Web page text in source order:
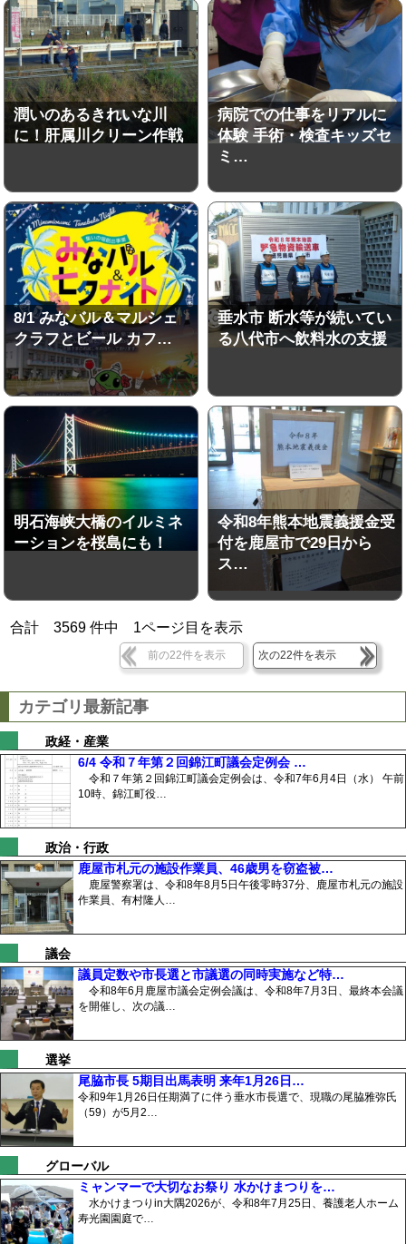
潤いのあるきれいな川
に！肝属川クリーン作戦
病院での仕事をリアルに
体験 手術・検査キッズセ
ミ…
8/1 みなバル＆マルシェ
クラフとビール カフ…
垂水市 断水等が続いてい
る八代市へ飲料水の支援
明石海峡大橋のイルミネ
ーションを桜島にも！
令和8年熊本地震義援金受
付を鹿屋市で29日から
ス…
合計3569 件中 1ページ目を表示
前の22件を表示 次の22件を表示
カテゴリ最新記事
政経・産業
6/4 令和７年第２回錦江町議会定例会 …
令和７年第２回錦江町議会定例会は、令和7年6月4日（水） 午前
10時、錦江町役…
政治・行政
鹿屋市札元の施設作業員、46歳男を窃盗被…
鹿屋警察署は、令和8年8月5日午後零時37分、鹿屋市札元の施設
作業員、有村隆人…
議会
議員定数や市長選と市議選の同時実施など特…
令和8年6月鹿屋市議会定例会議は、令和8年7月3日、最終本会議
を開催し、次の議…
選挙
尾脇市長 5期目出馬表明 来年1月26日…
令和9年1月26日任期満了に伴う垂水市長選で、現職の尾脇雅弥氏
（59）が5月2…
グローバル
ミャンマーで大切なお祭り 水かけまつりを…
水かけまつりin大隅2026が、令和8年7月25日、養護老人ホーム
寿光園園庭で…